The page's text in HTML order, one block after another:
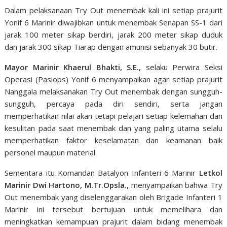
Dalam pelaksanaan Try Out menembak kali ini setiap prajurit
Yonif 6 Marinir diwajibkan untuk menembak Senapan SS-1 dari
jarak 100 meter sikap berdiri, jarak 200 meter sikap duduk
dan jarak 300 sikap Tiarap dengan amunisi sebanyak 30 butir.
Mayor Marinir Khaerul Bhakti, S.E., selaku Perwira Seksi
Operasi (Pasiops) Yonif 6 menyampaikan agar setiap prajurit
Nanggala melaksanakan Try Out menembak dengan sungguh-
sungguh, percaya pada diri sendiri, serta jangan
memperhatikan nilai akan tetapi pelajari setiap kelemahan dan
kesulitan pada saat menembak dan yang paling utama selalu
memperhatikan faktor keselamatan dan keamanan baik
personel maupun material.
Sementara itu Komandan Batalyon Infanteri 6 Marinir Letkol
Marinir Dwi Hartono, M.Tr.Opsla., menyampaikan bahwa Try
Out menembak yang diselenggarakan oleh Brigade Infanteri 1
Marinir ini tersebut bertujuan untuk memelihara dan
meningkatkan kemampuan prajurit dalam bidang menembak